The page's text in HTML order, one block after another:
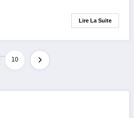
Lire La Suite
…
10